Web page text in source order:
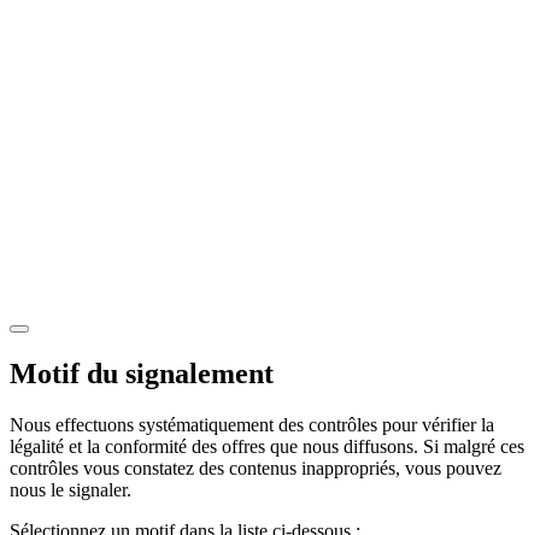
Motif du signalement
Nous effectuons systématiquement des contrôles pour vérifier la
légalité et la conformité des offres que nous diffusons. Si malgré ces
contrôles vous constatez des contenus inappropriés, vous pouvez
nous le signaler.
Sélectionnez un motif dans la liste ci-dessous :